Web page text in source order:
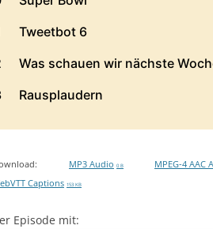
MP3 Audio 0 B MPEG-4 AAC
Captions 153 KB
Episode mit: